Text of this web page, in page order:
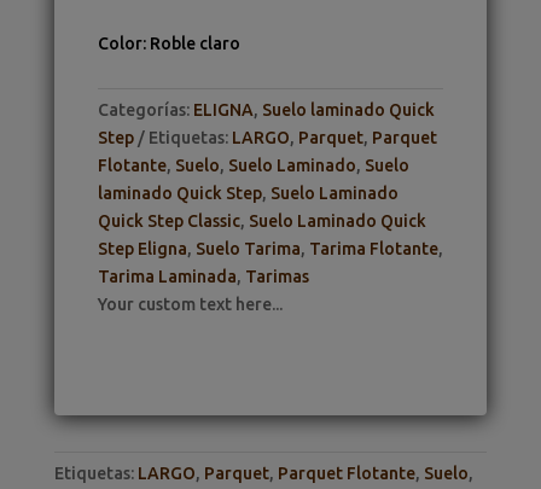
Color: Roble claro
Categorías: ELIGNA, Suelo laminado Quick
Step
Etiquetas: LARGO, Parquet, Parquet
Flotante, Suelo, Suelo Laminado, Suelo
laminado Quick Step, Suelo Laminado
Quick Step Classic, Suelo Laminado Quick
Step Eligna, Suelo Tarima, Tarima Flotante,
Tarima Laminada, Tarimas
Your custom text here...
Etiquetas: LARGO, Parquet, Parquet Flotante, Suelo,